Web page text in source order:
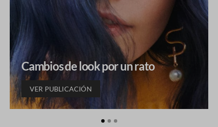
Cambios de look por un rato
VER PUBLICACIÓN